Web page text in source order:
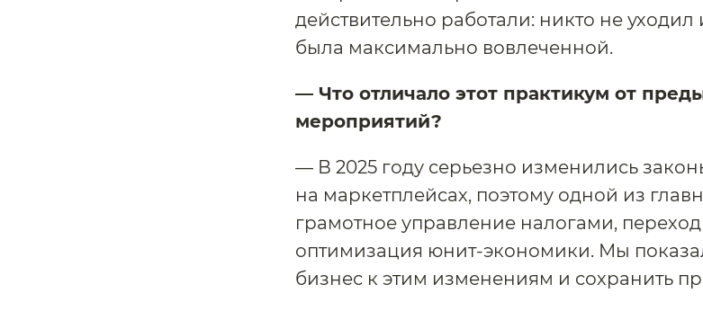
действительно работали: никто не уходил
была максимально вовлеченной.
— Что отличало этот практикум от
мероприятий?
— В 2025 году серьезно изменились
на маркетплейсах, поэтому одной из
грамотное управление налогами,
оптимизация юнит-экономики. Мы
бизнес к этим изменениям и сохранить